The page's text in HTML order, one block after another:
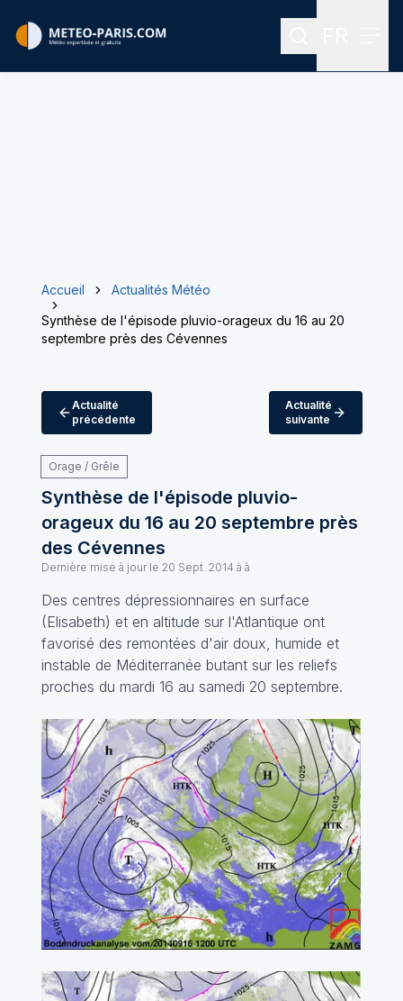
Rechercher
Accueil
Actualités Météo
Synthèse de l'épisode pluvio-orageux du 16 au 20
septembre près des Cévennes
Actualité
précédente
Actualité
suivante
Orage / Grêle
Synthèse de l'épisode pluvio-
orageux du 16 au 20 septembre près
des Cévennes
Dernière mise à jour le 20 Sept. 2014 à à
Des centres dépressionnaires en surface
(Elisabeth) et en altitude sur l'Atlantique ont
favorisé des remontées d'air doux, humide et
instable de Méditerranée butant sur les reliefs
proches du mardi 16 au samedi 20 septembre.